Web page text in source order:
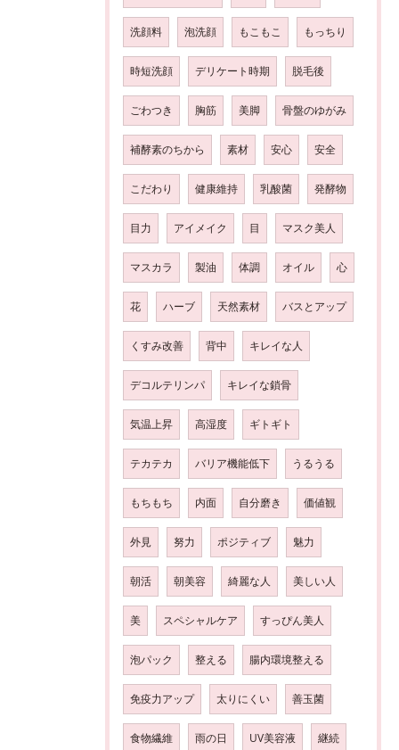
洗顔料 泡洗顔 もこもこ もっちり
時短洗顔 デリケート時期 脱毛後
ごわつき 胸筋 美脚 骨盤のゆがみ
補酵素のちから 素材 安心 安全
こだわり 健康維持 乳酸菌 発酵物
目力 アイメイク 目 マスク美人
マスカラ 製油 体調 オイル 心
花 ハーブ 天然素材 バスとアップ
くすみ改善 背中 キレイな人
デコルテリンパ キレイな鎖骨
気温上昇 高湿度 ギトギト
テカテカ バリア機能低下 うるうる
もちもち 内面 自分磨き 価値観
外見 努力 ポジティブ 魅力
朝活 朝美容 綺麗な人 美しい人
美 スペシャルケア すっぴん美人
泡パック 整える 腸内環境整える
免疫力アップ 太りにくい 善玉菌
食物繊維 雨の日 UV美容液 継続